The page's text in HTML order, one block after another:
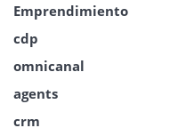
Emprendimiento
cdp
omnicanal
agents
crm